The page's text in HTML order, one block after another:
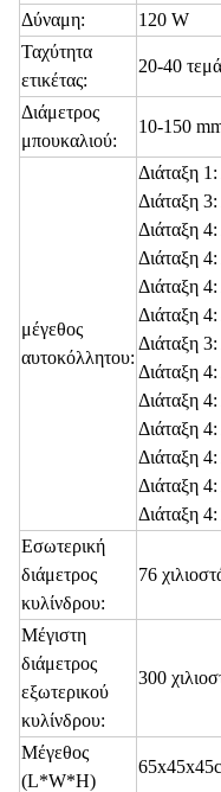
Δύναμη:
120 W
Ταχύτητα
ετικέτας:
20-40
Διάμετρος
μπουκαλιού:
10-150
μέγεθος
αυτοκόλλητου:
Διάταξη
Διάταξη
Διάταξη
Διάταξη
Διάταξη
Διάταξη
Διάταξη
Διάταξη
Διάταξη
Διάταξη
Διάταξη
Διάταξη
Διάταξη
Εσωτερική
διάμετρος
κυλίνδρου:
76
Μέγιστη
διάμετρος
εξωτερικού
κυλίνδρου:
300
Μέγεθος
(L*W*H)